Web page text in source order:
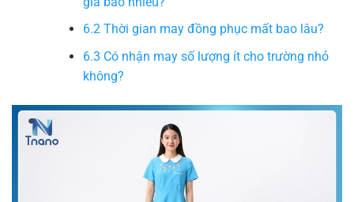
6.2Thời gian may đồng phục mất bao lâu?
6.3 Có nhận may số lượng ít cho trường nhỏ
không?